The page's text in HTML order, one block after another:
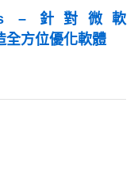
– 針對微軟
方位優化軟體